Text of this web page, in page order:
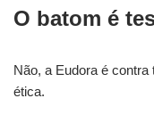
O batom é
Não, a Eudora é
ética.